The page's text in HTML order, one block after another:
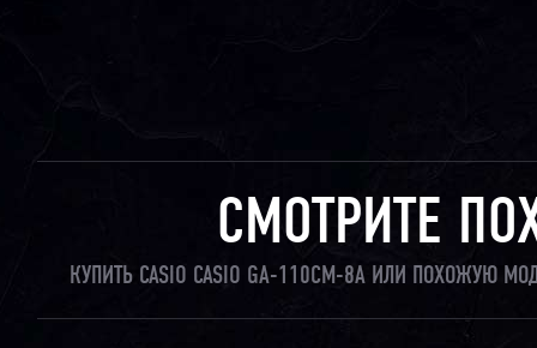
СМОТРИТЕ
КУПИТЬ CASIO CASIO GA-110CM-8A ИЛИ ПОХОЖУЮ